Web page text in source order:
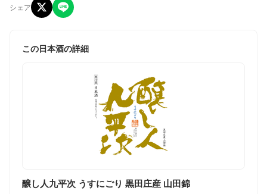
シェア
この日本酒の詳細
醸し人九平次 うすにごり 黒田庄産 山田錦